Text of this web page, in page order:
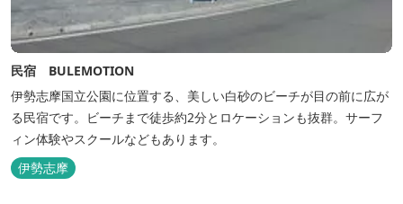
民宿 BULEMOTION
伊勢志摩国立公園に位置する、美しい白砂のビーチが目の前に広が
る民宿です。ビーチまで徒歩約2分とロケーションも抜群。サーフ
ィン体験やスクールなどもあります。
伊勢志摩